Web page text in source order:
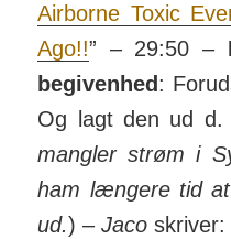
Airborne Toxic
Ago!!” – 29:50 –
begiv­enhed :
Og lagt den ud
mangler strøm i
ham længere tid
ud.) –Jaco skriver: